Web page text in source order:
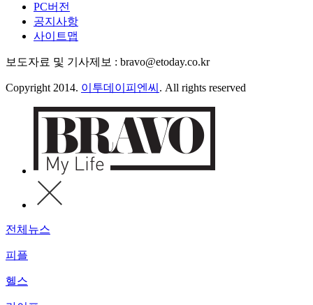
PC버전
공지사항
사이트맵
보도자료 및 기사제보 : bravo@etoday.co.kr
Copyright 2014. 이투데이피엔씨 . All rights reserved
전체뉴스
피플
헬스